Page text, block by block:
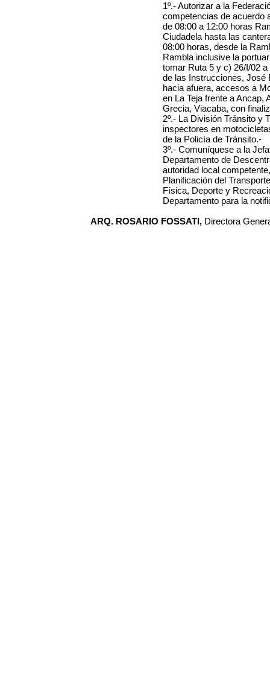
1º.- Autorizar a la
competencias de acuerdo
de 08:00 a 12:00 horas
Ciudadela hasta las
08:00 horas, desde la
Rambla inclusive la
tomar Ruta 5 y c) 26/I/02
de las Instrucciones, José
hacia afuera, accesos a
en La Teja frente a
Grecia, Viacaba, con
2º.- La División Tránsito y
inspectores en
de la Policía de Tránsito.-
3º.- Comuníquese a la
Departamento de
autoridad local
Planificación del
Física, Deporte y
Departamento para la
ARQ. ROSARIO FOSSATI, Directora